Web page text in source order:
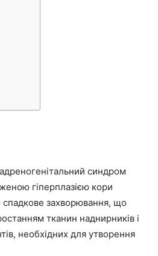
синдром
гіперплазією кори
захворювання, що
тканин наднирників і
необхідних для утворення